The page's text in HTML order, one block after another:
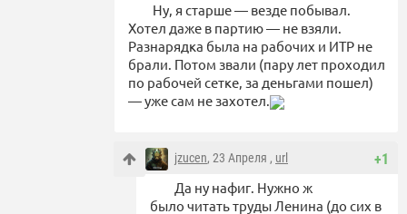
Ну, я старше — везде побывал.
Хотел даже в партию — не взяли.
Разнарядка была на рабочих и ИТР не
брали. Потом звали (пару лет проходил
по рабочей сетке, за деньгами пошел)
— уже сам не захотел.
+1
jzucen, 23 Апреля , url
Да ну нафиг. Нужно ж
было читать труды Ленина (до сих в